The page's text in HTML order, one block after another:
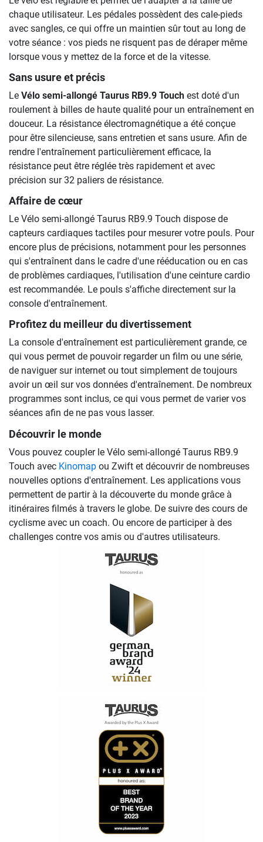
chaque utilisateur. Les pédales possèdent des cale-pieds
avec sangles, ce qui offre un maintien sûr tout au long de
votre séance : vos pieds ne risquent pas de déraper même
lorsque vous y mettez de la force et de la vitesse.
Sans usure et précis
Le Vélo semi-allongé Taurus RB9.9 Touch est doté d'un
roulement à billes de haute qualité pour un entraînement en
douceur. La résistance électromagnétique a été conçue
pour être silencieuse, sans entretien et sans usure. Afin de
rendre l'entraînement particulièrement efficace, la
résistance peut être réglée très rapidement et avec
précision sur 32 paliers de résistance.
Affaire de cœur
Le Vélo semi-allongé Taurus RB9.9 Touch dispose de
capteurs cardiaques tactiles pour mesurer votre pouls. Pour
encore plus de précisions, notamment pour les personnes
qui s'entraînent dans le cadre d'une rééducation ou en cas
de problèmes cardiaques, l'utilisation d'une ceinture cardio
est recommandée. Le pouls s'affiche directement sur la
console d'entraînement.
Profitez du meilleur du divertissement
La console d'entraînement est particulièrement grande, ce
qui vous permet de pouvoir regarder un film ou une série,
de naviguer sur internet ou tout simplement de toujours
avoir un œil sur vos données d'entraînement. De nombreux
programmes sont inclus, ce qui vous permet de varier vos
séances afin de ne pas vous lasser.
Découvrir le monde
Vous pouvez coupler le Vélo semi-allongé Taurus RB9.9
Touch avec Kinomap ou Zwift et découvrir de nombreuses
nouvelles options d'entraînement. Les applications vous
permettent de partir à la découverte du monde grâce à
itinéraires filmés à travers le globe. De suivre des cours de
cyclisme avec un coach. Ou encore de participer à des
challenges contre vos amis ou d'autres utilisateurs.